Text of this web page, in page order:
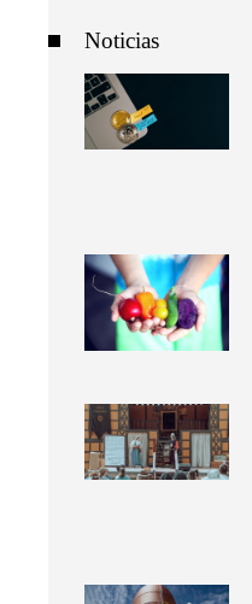
Noticias